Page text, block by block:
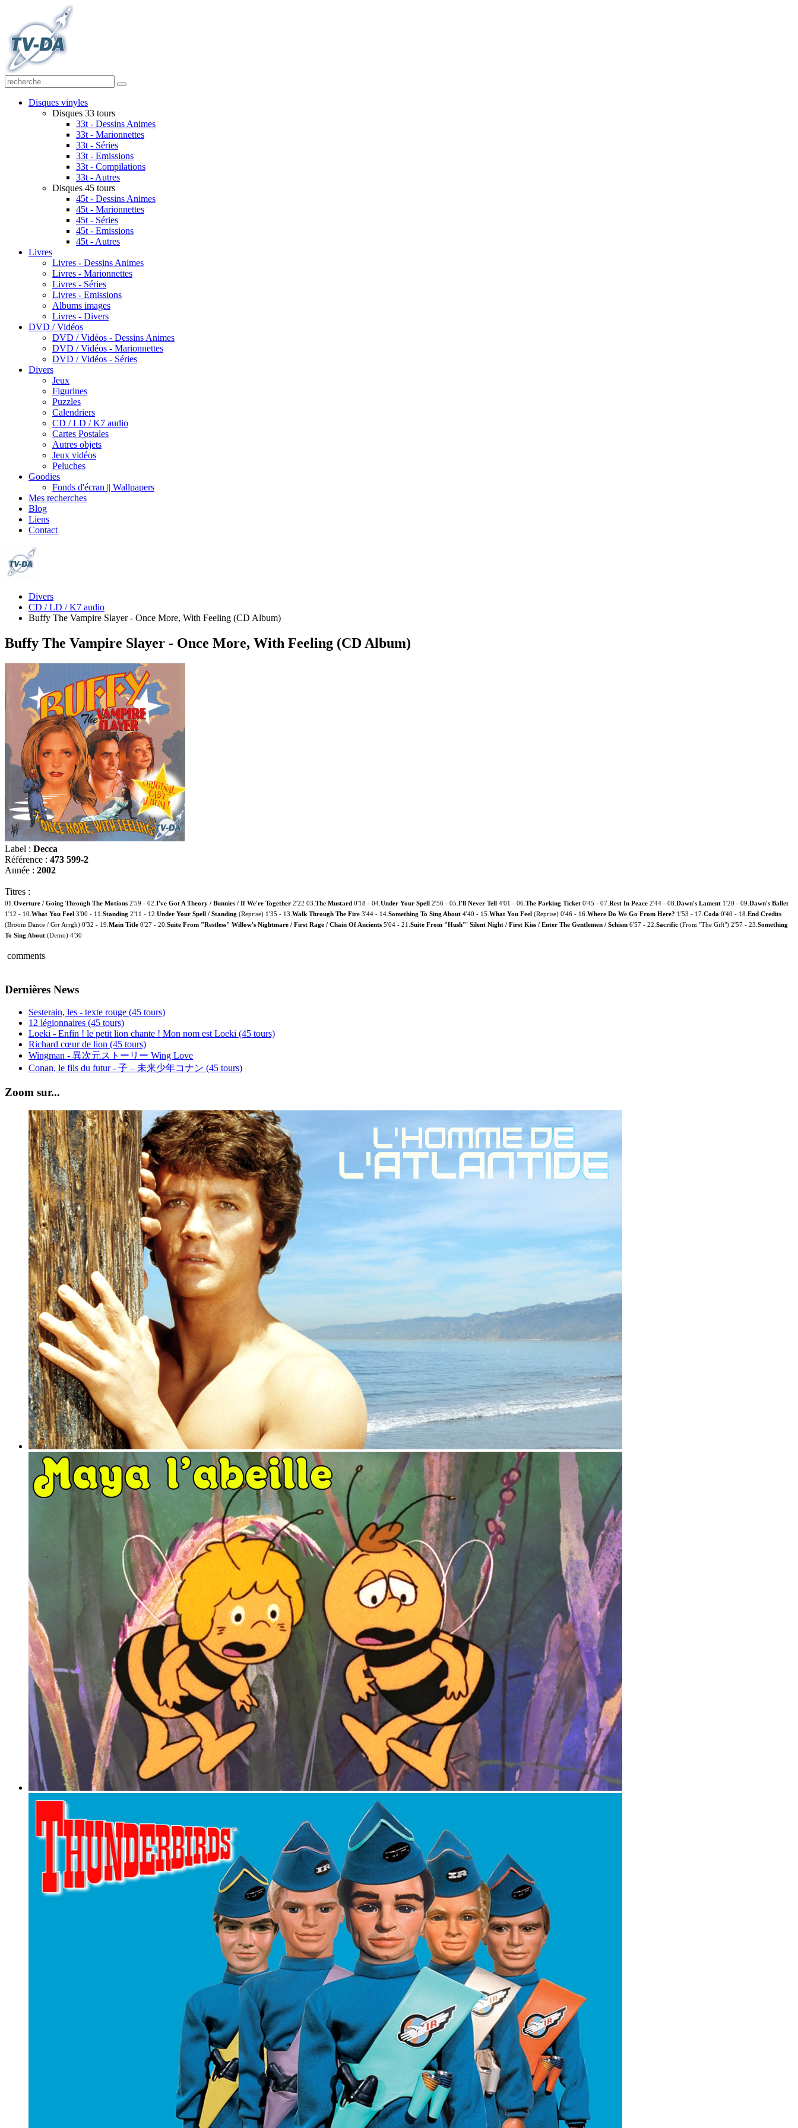
Disques vinyles
Disques 33 tours
33t - Dessins Animes
33t - Marionnettes
33t - Séries
33t - Emissions
33t - Compilations
33t - Autres
Disques 45 tours
45t - Dessins Animes
45t - Marionnettes
45t - Séries
45t - Emissions
45t - Autres
Livres
Livres - Dessins Animes
Livres - Marionnettes
Livres - Séries
Livres - Emissions
Albums images
Livres - Divers
DVD / Vidéos
DVD / Vidéos - Dessins Animes
DVD / Vidéos - Marionnettes
DVD / Vidéos - Séries
Divers
Jeux
Figurines
Puzzles
Calendriers
CD / LD / K7 audio
Cartes Postales
Autres objets
Jeux vidéos
Peluches
Goodies
Fonds d'écran || Wallpapers
Mes recherches
Blog
Liens
Contact
Divers
CD / LD / K7 audio
Buffy The Vampire Slayer - Once More, With Feeling (CD Album)
Buffy The Vampire Slayer - Once More, With Feeling (CD Album)
Label : Decca
Référence : 473 599-2
Année : 2002
Titres :
01. Overture / Going Through The Motions 2'59 - 02. I've Got A Theory / Bunnies / If We're Together 2'22 03. The Mustard 0'18 - 04. Under Your Spell 2'56 - 05. I'll Never Tell 4'01 - 06. The Parking Ticket 0'45 - 07. Rest In Peace 2'44 - 08. Dawn's Lament 1'20 - 09. Dawn's Ballet
1'12 - 10. What You Feel 3'00 - 11. Standing 2'11 - 12. Under Your Spell / Standing (Reprise) 1'35 - 13. Walk Through The Fire 3'44 - 14. Something To Sing About 4'40 - 15. What You Feel (Reprise) 0'46 - 16. Where Do We Go From Here? 1'53 - 17. Coda 0'40 - 18. End Credits
(Broom Dance / Grr Arrgh) 0'32 - 19. Main Title 0'27 - 20. Suite From "Restless" Willow's Nightmare / First Rage / Chain Of Ancients 5'04 - 21. Suite From "Hush"' Silent Night / First Kiss / Enter The Gentlemen / Schism 6'57 - 22. Sacrific (From "The Gift") 2'57 - 23. Something
To Sing About (Demo) 4'30
comments
Dernières News
Sesterain, les - texte rouge (45 tours)
12 légionnaires (45 tours)
Loeki - Enfin ! le petit lion chante ! Mon nom est Loeki (45 tours)
Richard cœur de lion (45 tours)
Wingman - 異次元ストーリー Wing Love
Conan, le fils du futur - 子 – 未来少年コナン (45 tours)
Zoom sur...